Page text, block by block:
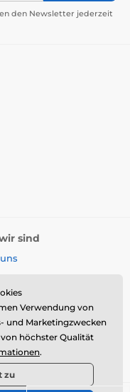
den Newsletter jederzeit
sind
Verwendung von
und Marketingzwecken
höchster Qualität
.
zu